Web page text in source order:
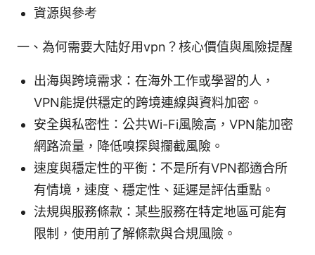
資源與參考
一、為何需要大陆好用vpn？核心價值與風險提醒
出海與跨境需求：在海外工作或學習的人，
VPN能提供穩定的跨境連線與資料加密。
安全與私密性：公共Wi-Fi風險高，VPN能加密
網路流量，降低嗅探與攔截風險。
速度與穩定性的平衡：不是所有VPN都適合所
有情境，速度、穩定性、延遲是評估重點。
法規與服務條款：某些服務在特定地區可能有
限制，使用前了解條款與合規風險。